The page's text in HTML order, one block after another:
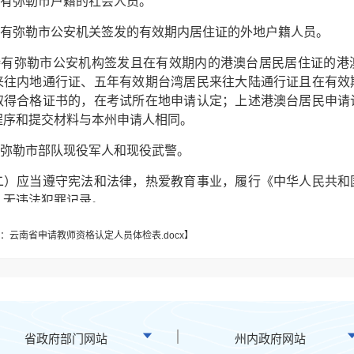
勒市公安机关签发的有效期内居住证的外地户籍人员。
勒市公安机构签发且在有效期内的港澳台居民居住证的港
往内地通行证、五年有效期台湾居民来往大陆通行证且在有
得合格证书的，在考试所在地申请认定；上述港澳台居民申
和提交材料与本州申请人相同。
市部队现役军人和现役武警。
当遵守宪法和法律，热爱教育事业，履行《中华人民共和
违法犯罪记录。
当具备《中华人民共和国教师法》规定的国民教育系列相
毕业及其以上学历。
云南省申请教师资格认定人员体检表.docx】
省政府部门网站 州内政府网站